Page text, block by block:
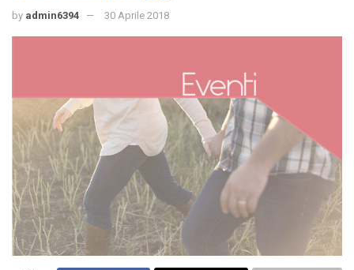
by admin6394 30 Aprile 2018